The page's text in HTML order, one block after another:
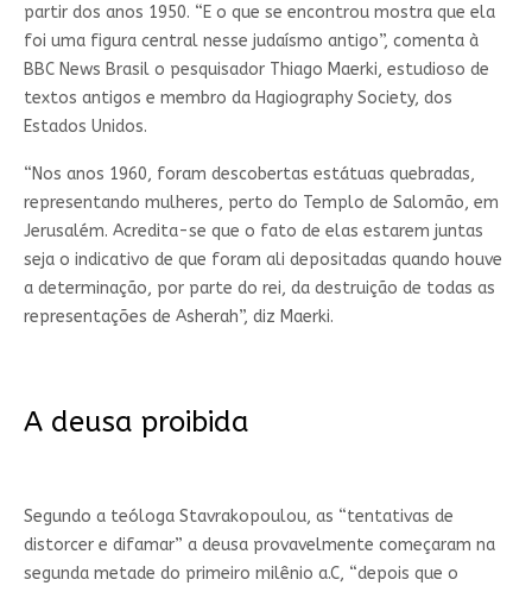
partir dos anos 1950. “E o que se encontrou mostra que ela
foi uma figura central nesse judaísmo antigo”, comenta à
BBC News Brasil o pesquisador Thiago Maerki, estudioso de
textos antigos e membro da Hagiography Society, dos
Estados Unidos.
“Nos anos 1960, foram descobertas estátuas quebradas,
representando mulheres, perto do Templo de Salomão, em
Jerusalém. Acredita-se que o fato de elas estarem juntas
seja o indicativo de que foram ali depositadas quando houve
a determinação, por parte do rei, da destruição de todas as
representações de Asherah”, diz Maerki.
A deusa proibida
Segundo a teóloga Stavrakopoulou, as “tentativas de
distorcer e difamar” a deusa provavelmente começaram na
segunda metade do primeiro milênio a.C, “depois que o